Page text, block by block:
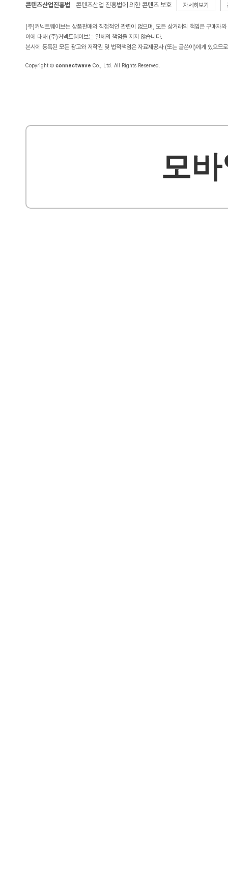
콘텐츠산업진흥법 콘텐츠산업 진흥법에 의한 콘텐츠 보호 자세히보기
(주)커넥트웨이브는 상품판매와 직접적인 관련이 없으며, 모든 상거래의 책임은 구매자
이에 대해 (주)커넥트웨이브는 일체의 책임을 지지 않습니다.
본사에 등록된 모든 광고와 저작권 및 법적책임은 자료제공사 (또는 글쓴이)에게 있으므
Copyright © connectwave Co., Ltd. All Rights Reserved.
모